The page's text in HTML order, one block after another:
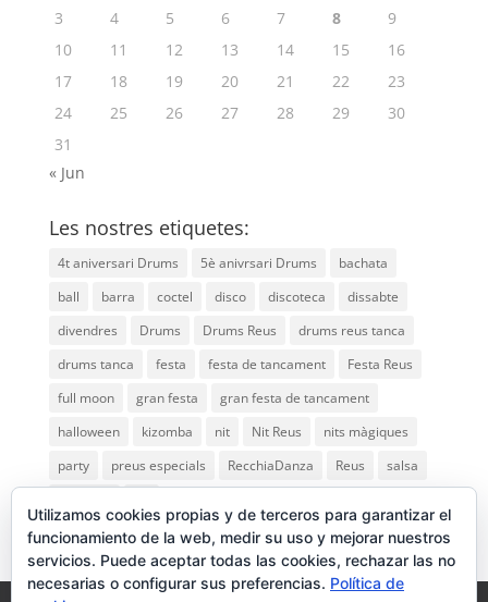
3
4 5 6 7 8
9
10
11 12 13 14 15
16
17
18 19 20 21 22
23
24
25 26 27 28 29
30
31
« Jun
Les nostres etiquetes:
4t aniversari Drums 5è anivrsari Drums
bachata
ball
barra coctel disco discoteca
dissabte
divendres
Drums Drums Reus
drums reus tanca
drums tanca
festa festa de tancament
Festa Reus
full moon
gran festa
gran festa de tancament
halloween
kizomba nit Nit Reus
nits màgiques
party
preus especials RecchiaDanza Reus
salsa
Utilizamos cookies propias y de terceros para garantizar el
funcionamiento de la web, medir su uso y mejorar nuestros
servicios. Puede aceptar todas las cookies, rechazar las no
necesarias o configurar sus preferencias. Política de